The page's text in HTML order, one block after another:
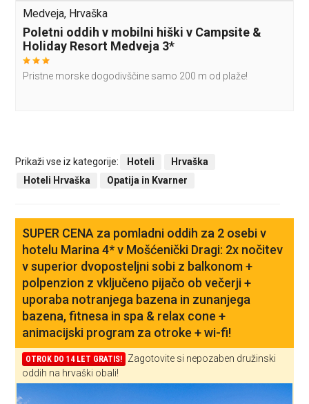
Medveja, Hrvaška
Poletni oddih v mobilni hiški v Campsite &
Holiday Resort Medveja 3*
Pristne morske dogodivščine samo 200 m od plaže!
Prikaži vse iz kategorije: Hoteli
Hrvaška
Hoteli Hrvaška
Opatija in Kvarner
SUPER CENA za pomladni oddih za 2 osebi v
hotelu Marina 4* v Mošćenički Dragi: 2x nočitev
v superior dvoposteljni sobi z balkonom +
polpenzion z vključeno pijačo ob večerji +
uporaba notranjega bazena in zunanjega
bazena, fitnesa in spa & relax cone +
animacijski program za otroke + wi-fi!
OTROK DO 14 LET GRATIS!
Zagotovite si nepozaben družinski
oddih na hrvaški obali!